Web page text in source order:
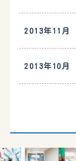
2013年11月
2013年10月